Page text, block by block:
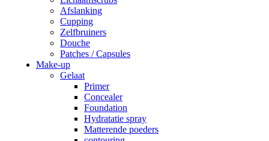
Afslanking
Cupping
Zelfbruiners
Douche
Patches / Capsules
Make-up
Gelaat
Primer
Concealer
Foundation
Hydratatie spray
Matterende poeders